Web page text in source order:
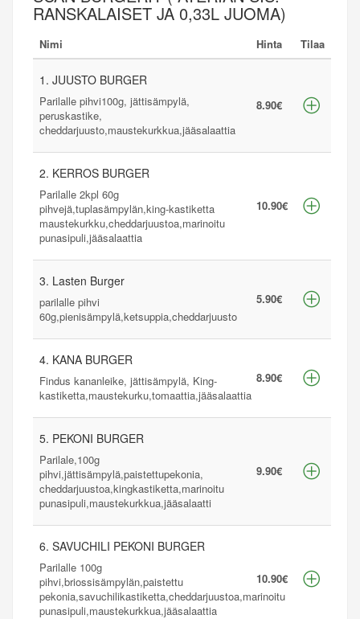
RANSKALAISET JA 0,33L JUOMA)
Nimi Hinta Tilaa
1. JUUSTO BURGER
Parilalle pihvi100g, jättisämpylä,
peruskastike,
cheddarjuusto,maustekurkkua,jääsalaattia
8.90€
2. KERROS BURGER
Parilalle 2kpl 60g
pihvejä,tuplasämpylän,king-kastiketta
maustekurkku,cheddarjuustoa,marinoitu
punasipuli,jääsalaattia
10.90€
3. Lasten Burger
parilalle pihvi
60g,pienisämpylä,ketsuppia,cheddarjuusto
5.90€
4. KANA BURGER
Findus kananleike, jättisämpylä, King-
kastiketta,maustekurku,tomaattia,jääsalaattia
8.90€
5. PEKONI BURGER
Parilale,100g
pihvi,jättisämpylä,paistettupekonia,
cheddarjuustoa,kingkastiketta,marinoitu
punasipuli,maustekurkkua,jääsalaatti
9.90€
6. SAVUCHILI PEKONI BURGER
Parilalle 100g
pihvi,briossisämpylän,paistettu
pekonia,savuchilikastiketta,cheddarjuustoa,marinoitu
punasipuli,maustekurkkua,jääsalaattia
10.90€